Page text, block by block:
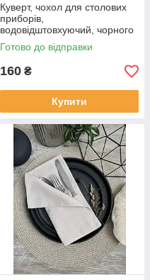
Куверт, чохол для столових
приборів,
водовідштовхуючий, чорного
кольору, два відділення
Готово до відправки
160 ₴
Купити